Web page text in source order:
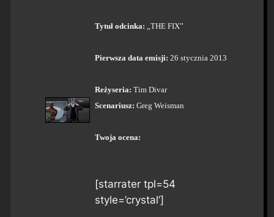
Tytuł odcinka: „THE FIX”
Pierwsza data emisji: 26 stycznia 2013
Reżyseria: Tim Divar
Scenariusz: Greg Weisman
Twoja ocena:
[starrater tpl=54
style=’crystal’]